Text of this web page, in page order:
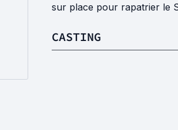
sur place pour rapatrier le
CASTING